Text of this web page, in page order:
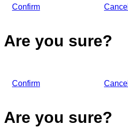
Confirm Cancel
Are you sure?
Confirm Cancel
Are you sure?